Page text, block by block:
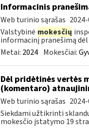
Informacinis
Web turinio sąrašas
Valstybinė mokesčių
informacinį pranešimą
Metai: 2024 Mokesčiai:
Dėl pridėtinės vertės
(komentaro)
Web turinio sąrašas
Siekdami užtikrinti
mokesčio įstatymo 19